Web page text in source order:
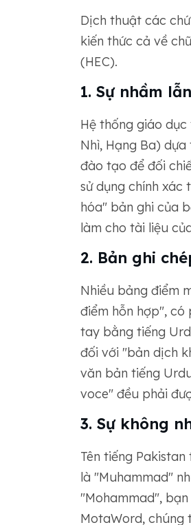
Dịch thuật các
kiến ​​thức cả về
(HEC).
1. Sự nhầm
Hệ thống giáo
Nhì, Hạng Ba)
đào tạo để đối
sử dụng chính xác
hóa" bản ghi của
làm cho tài liệu
2. Bản ghi
Nhiều bảng điểm
điểm hỗn hợp", có
tay bằng tiếng
đối với "bản dịch
văn bản tiếng
voce" đều phải
3. Sự không
Tên tiếng
là "Muhammad"
"Mohammad",
MotaWord, chúng